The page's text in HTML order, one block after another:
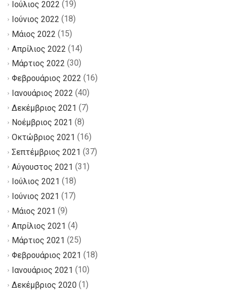
Ιούλιος 2022 (19)
Ιούνιος 2022 (18)
Μάιος 2022 (15)
Απρίλιος 2022 (14)
Μάρτιος 2022 (30)
Φεβρουάριος 2022 (16)
Ιανουάριος 2022 (40)
Δεκέμβριος 2021 (7)
Νοέμβριος 2021 (8)
Οκτώβριος 2021 (16)
Σεπτέμβριος 2021 (37)
Αύγουστος 2021 (31)
Ιούλιος 2021 (18)
Ιούνιος 2021 (17)
Μάιος 2021 (9)
Απρίλιος 2021 (4)
Μάρτιος 2021 (25)
Φεβρουάριος 2021 (18)
Ιανουάριος 2021 (10)
Δεκέμβριος 2020 (1)